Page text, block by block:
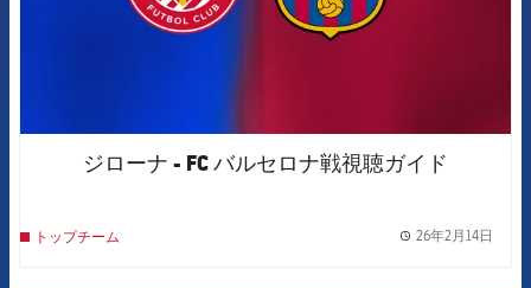
ジローナ - FC バルセロナ戦視聴ガイド
トップチーム 26年2月14日